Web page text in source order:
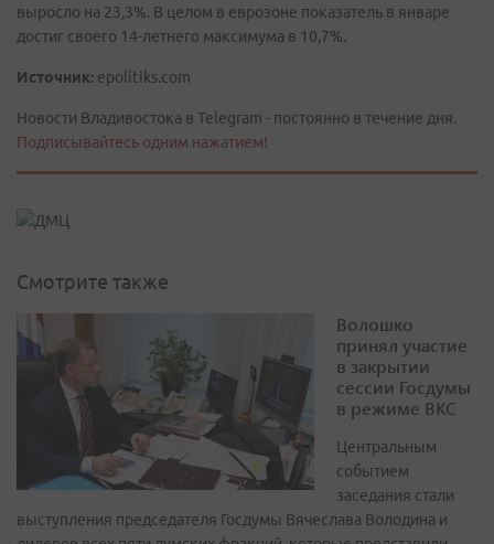
выросло на 23,3%. В целом в еврозоне показатель в январе
достиг своего 14-летнего максимума в 10,7%.
Источник: epolitiks.com
Новости Владивостока в Telegram - постоянно в течение дня.
Подписывайтесь одним нажатием!
Смотрите также
Волошко
принял участие
в закрытии
сессии Госдумы
в режиме ВКС
Центральным
событием
заседания стали
выступления председателя Госдумы Вячеслава Володина и